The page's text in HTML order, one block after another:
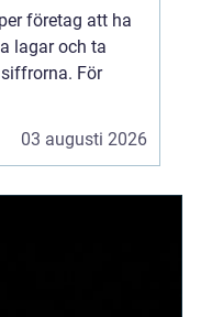
företag att ha
lagar och ta
För
03 augusti 2026